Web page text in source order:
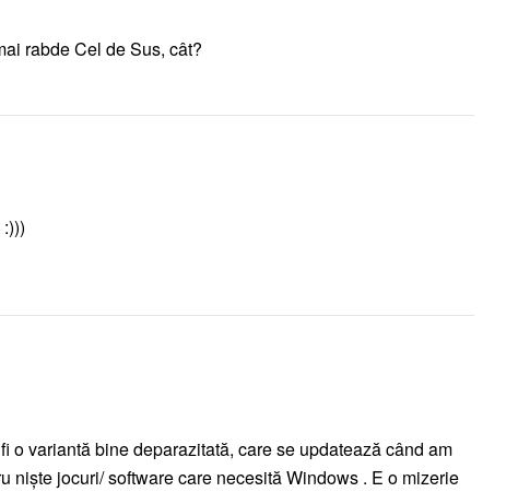
rabde Cel de Sus, cât?
o variantă bine deparazitată, care se updatează când am
niște jocuri/ software care necesită Windows . E o mizerie